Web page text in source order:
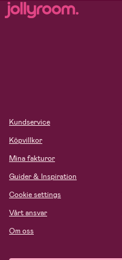
Kundservice
Köpvillkor
Mina fakturor
Guider & Inspiration
Cookie settings
Vårt ansvar
Om oss